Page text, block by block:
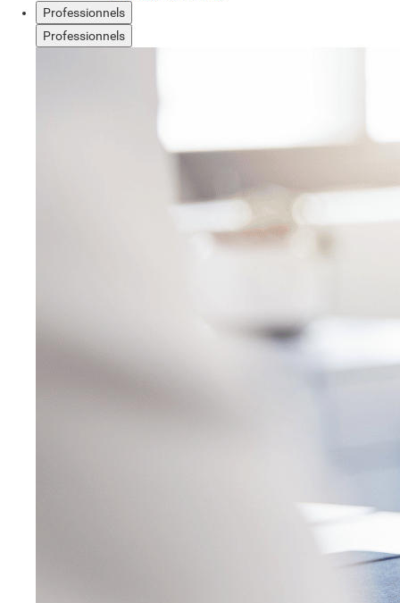
Professionnels
Professionnels